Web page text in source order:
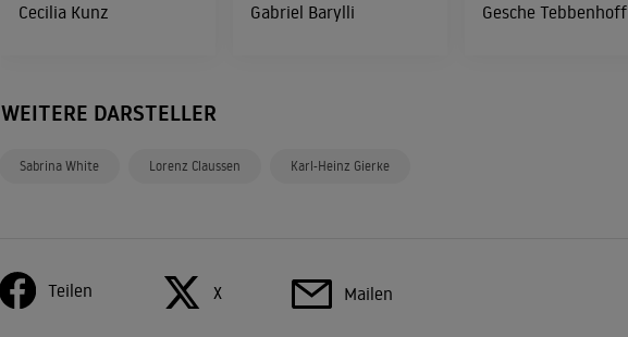
Cecilia Kunz Gabriel Barylli Gesche Tebbenhoff
WEITERE DARSTELLER
Sabrina White Lorenz Claussen Karl-Heinz Gierke
Teilen X Mailen